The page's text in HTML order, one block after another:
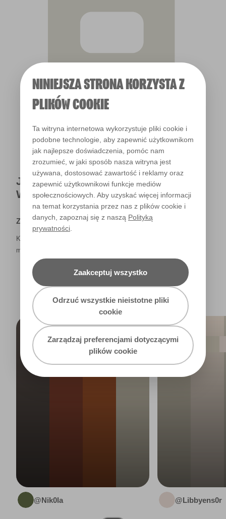
NINIEJSZA STRONA KORZYSTA Z
PLIKÓW COOKIE
Ta witryna internetowa wykorzystuje pliki cookie i
podobne technologie, aby zapewnić użytkownikom
jak najlepsze doświadczenia, pomóc nam
zrozumieć, w jaki sposób nasza witryna jest
używana, dostosować zawartość i reklamy oraz
zapewnić użytkownikowi funkcje mediów
społecznościowych. Aby uzyskać więcej informacji
na temat korzystania przez nas z plików cookie i
danych, zapoznaj się z naszą Polityką
prywatności
Zaakceptuj wszystko
Odrzuć wszystkie nieistotne pliki
cookie
Zarządzaj preferencjami dotyczącymi
plików cookie
JAK NAPRAWDĘ KOLOR BĘDZIE
WYGLĄDAŁ W TWOIM DOMU?
Zastrzeżenie
Kolory, które są widoczne na monitorze i/lub kolory drukowane,
mogą się różnić od rzeczywistych, dostępnych w sklepach.
RETRO
@Nik0la
HLS
@Libbyens0r